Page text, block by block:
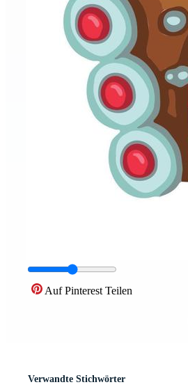
Auf Pinterest Teilen
Verwandte Stichwörter